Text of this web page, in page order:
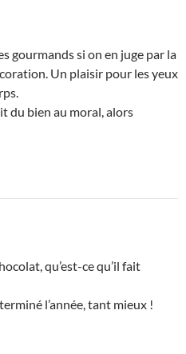
gourmands si on en juge par la
Un plaisir pour les yeux
du bien au moral, alors
qu’est-ce qu’il fait
l’année, tant mieux !